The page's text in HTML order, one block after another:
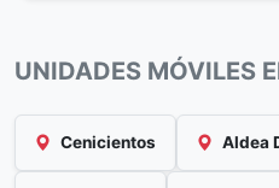
UNIDADES MÓVILES
Cenicientos Aldea